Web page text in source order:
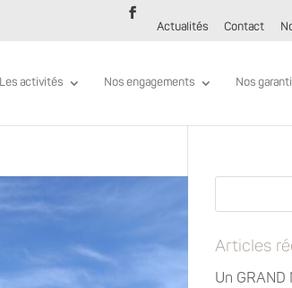
Actualités Contact
Les activités Nos engagements Nos
Articles
Un